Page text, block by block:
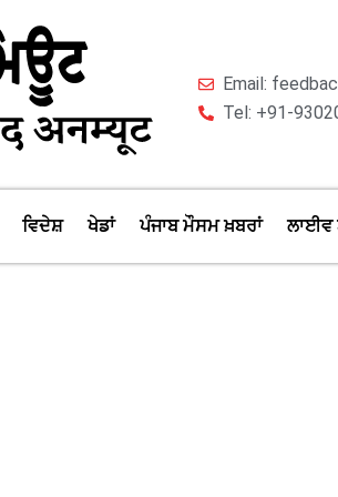
Email:
Tel: +91-
ਵਿਦੇਸ਼ ਖੇਡਾਂ ਪੰਜਾਬ ਮੌਸਮ ਖ਼ਬਰਾਂ ਲਾਈਵ